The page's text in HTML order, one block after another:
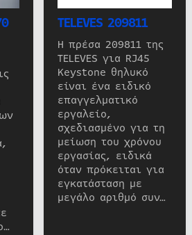
TELEVES 209811
Η πρέσα 209811 της
TELEVES για RJ45
Keystone θηλυκό
είναι ένα ειδικό
επαγγελματικό
εργαλείο,
σχεδιασμένο για τη
μείωση του χρόνου
εργασίας, ειδικά
όταν πρόκειται για
εγκατάσταση με
μεγάλο αριθμό συν…